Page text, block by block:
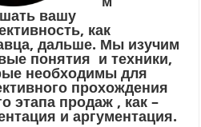
вашу
как
дальше. Мы изучим
понятия и техники,
необходимы для
прохождения
этапа продаж , как –
и аргументация.